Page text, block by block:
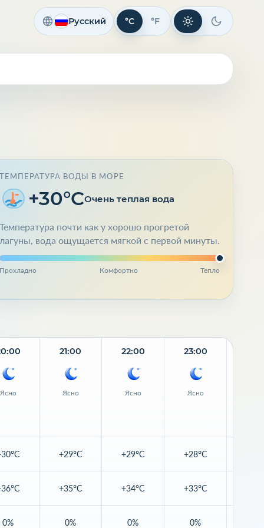
Русский °C °F Светлая тема
Темная
ТЕМПЕРАТУРА ВОДЫ В МОРЕ
+30°CОчень теплая вода
Температура почти как у хорошо прогретой
лагуны, вода ощущается мягкой с первой минуты.
Прохладно Комфортно Тепло
Ясно
0%
21:00
Ясно
+29°C
+35°C
0%
22:00
Ясно
+29°C
+34°C
0%
23:00
Ясно
+28°C
+33°C
0%